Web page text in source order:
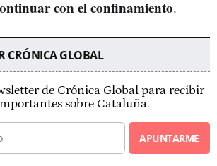
con el confinamiento.
CRÓNICA GLOBAL
de Crónica Global para recibir
sobre Cataluña.
APUNTARME